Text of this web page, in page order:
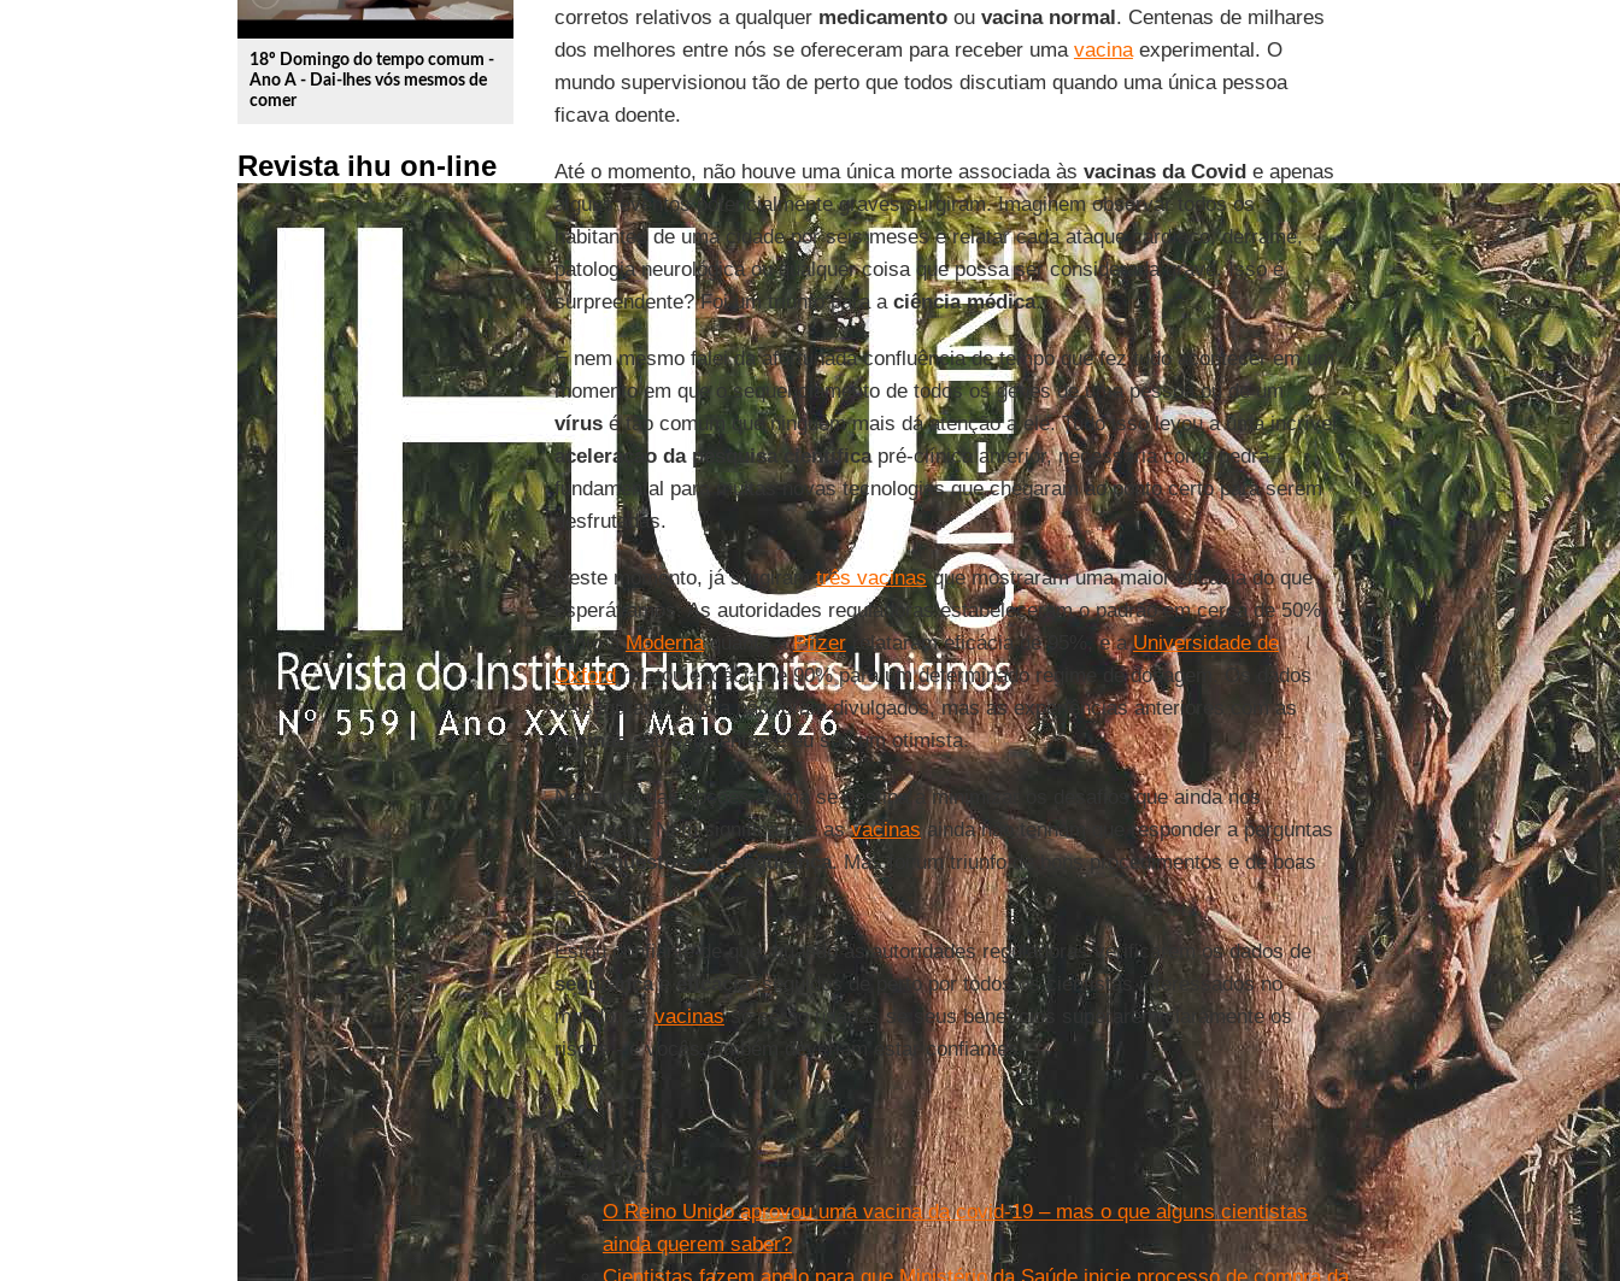
18º Domingo do tempo comum -
Ano A - Dai-lhes vós mesmos de
comer
Revista ihu on-line
corretos relativos a qualquer medicamentoou vacina normal. Centenas de milhares
dos melhores entre nós se ofereceram para receber uma vacinaexperimental. O
mundo supervisionou tão de perto que todos discutiam quando uma única pessoa
ficava doente.
Até o momento, não houve uma única morte associada às vacinas da Covide apenas
alguns eventos potencialmente graves surgiram. Imaginem observar todos os
habitantes de uma cidade por seis meses e relatar cada ataque cardíaco, derrame,
patologia neurológica ou qualquer coisa que possa ser considerada grave. Isso é
surpreendente? Foi um triunfo para a ciência médica.
E nem mesmo falei da afortunada confluência de tempo que fez tudo acontecer em um
momento em que o sequenciamento de todos os genes de uma pessoa ou de um
vírusé tão comum que ninguém mais dá atenção a ele. Tudo isso levou a uma incrível
aceleração da pesquisa científicapré-clínica anterior, necessária como pedra
fundamental para muitas novas tecnologias que chegaram ao ponto certo para serem
desfrutadas.
Neste momento, já surgiramtrês vacinas que mostraram uma maior eficácia do que
esperávamos. As autoridades reguladoras estabeleceram o padrão em cerca de 50%.
Tanto aModernaquanto aPfizerrelataram eficácia de 95%, e aUniversidade de
Oxfordrelatou eficácia de 90% para um determinado regime de dosagem. Os dados
de segurança ainda não foram divulgados, mas as experiências anteriores com as
vacinas são excelentes e eu sou um otimista.
Nenhuma das opções acima se destina a minimizar os desafios que ainda nos
aguardam. Nem significa que asvacinasainda não tenham que responder a perguntas
sobrequestões de segurança. Mas foi um triunfo de bons procedimentos e de boas
pessoas.
Estou confiante de que, quando as autoridades reguladoras verificarem os dados de
segurançae eficácia, seguidos de perto por todos os cientistas interessados no
mundo, asvacinassó serão usadas se seus benefícios superarem claramente os
riscos - e vocês também deveriam estar confiantes.
Leia mais
O Reino Unido aprovou uma vacina da covid-19 – mas o que alguns cientistas
ainda querem saber?